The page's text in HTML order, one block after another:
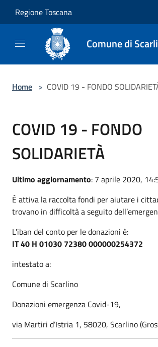
Regione Toscana
Comune di
Home > COVID 19 - FONDO
COVID 19 - FONDO
SOLIDARIETÀ
Ultimo aggiornamento: 7 aprile 2020,
È attiva la raccolta fondi per aiutare i
trovano in difficoltà a seguito
L'iban del conto per le donazioni è:
IT 40 H 01030 72380 000000254372
intestato a:
Comune di Scarlino
Donazioni emergenza Covid-19,
via Martiri d’Istria 1, 58020, Scarlino